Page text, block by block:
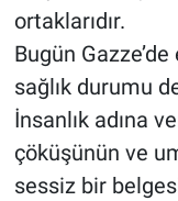
ortaklarıdır.
Bugün
sağlık durumu
İnsanlık adına
çöküşünün ve
sessiz bir